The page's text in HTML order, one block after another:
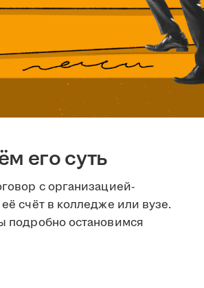
его суть
с организацией-
счёт в колледже или вузе.
подробно остановимся